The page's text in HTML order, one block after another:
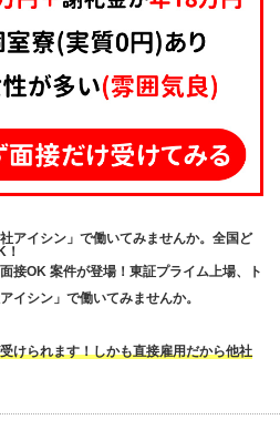
アイシン」で働いてみませんか。全国ど
接OK 案件が登場！東証プライム上場、ト
イシン」で働いてみませんか。
けられます！しかも直接雇用だから他社